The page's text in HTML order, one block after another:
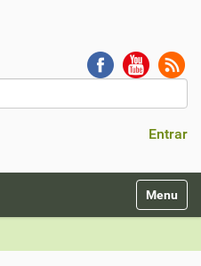
Entrar
Toggle